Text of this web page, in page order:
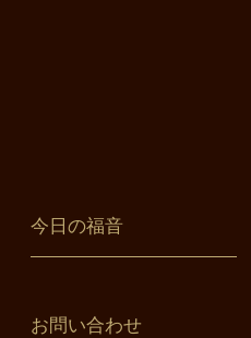
今日の福音
お問い合わせ